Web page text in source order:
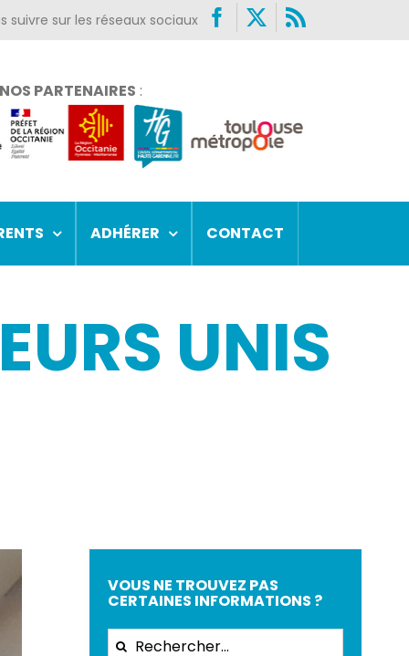
Facebook
NOS PARTENAIRES :
ADHÉRER CONTACT
UNIS
VOUS NE TROUVEZ PAS
CERTAINES INFORMATIONS ?
Rechercher: